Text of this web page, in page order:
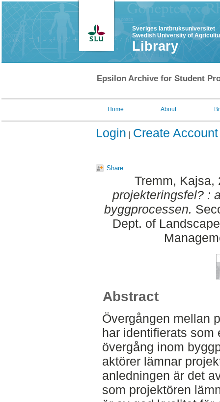
Sveriges lantbruksuniversitet
Swedish University of
Library
Epsilon Archive for Student
Home About
Login Create Account
Share
Tremm, Kajsa,
projekteringsfel? :
byggprocessen.
Dept. of
Abstract
Övergången mellan
har identifierats som
övergång inom
aktörer lämnar
anledningen är det
som projektören